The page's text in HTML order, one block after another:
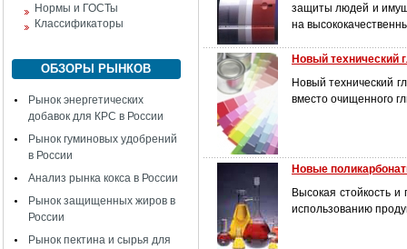
Нормы и ГОСТы
Классификаторы
ОБЗОРЫ РЫНКОВ
Рынок энергетических
добавок для КРС в России
Рынок гуминовых удобрений
в России
Анализ рынка кокса в России
Рынок защищенных жиров в
России
Рынок пектина и сырья для
защиты людей и
на
Новый технический
Новый технический
вместо очищенного
Новые
Высокая стойкость
использованию